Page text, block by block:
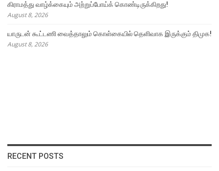
கிராமத்து வாழ்க்கையும் அற்றுப்போய்க் கொண்டிருக்கிறது!
August 8, 2026
யாருடன் கூட்டணி வைத்தாலும் கொள்கையில் தெளிவாக இருக்கும் திமுக!
August 8, 2026
RECENT POSTS